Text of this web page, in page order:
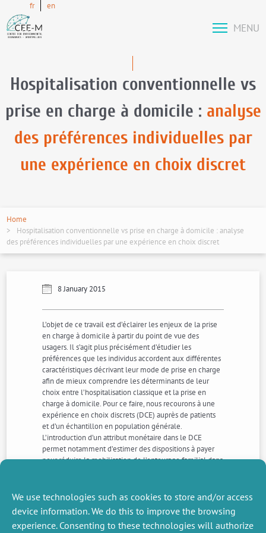
We use technologies such as cookies to store and/or access
device information. We do this to improve the browsing
experience. Consenting to these technologies will authorize
fr en
MENU
Hospitalisation conventionnelle vs
prise en charge à domicile : analyse
des préférences individuelles par
une expérience en choix discret
Home
Hospitalisation conventionnelle vs prise en charge à domicile : analyse
des préférences individuelles par une expérience en choix discret
8 January 2015
L’objet de ce travail est d’éclairer les enjeux de la prise
en charge à domicile à partir du point de vue des
usagers. Il s’agit plus précisément d’étudier les
préférences que les individus accordent aux différentes
caractéristiques décrivant leur mode de prise en charge
afin de mieux comprendre les déterminants de leur
choix entre l’hospitalisation classique et la prise en
charge à domicile. Pour ce faire, nous recourons à une
expérience en choix discrets (DCE) auprès de patients
et d’un échantillon en population générale.
L’introduction d’un attribut monétaire dans le DCE
permet notamment d’estimer des dispositions à payer
pour réduire la mobilisation de l’entourage familial dans
patient et non de l’aidant comme c’est généralement le
cas dans la littérature